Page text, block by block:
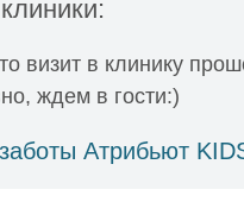
визит в клинику
ждем в гости:)
Атрибьют